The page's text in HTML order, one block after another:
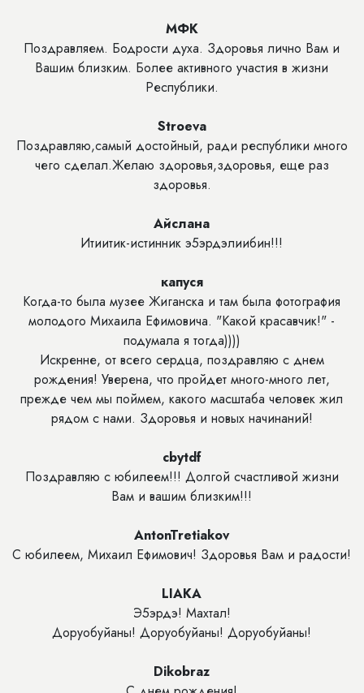
МФК
Поздравляем. Бодрости духа. Здоровья лично Вам и
Вашим близким. Более активного участия в жизни
Республики.
Stroeva
Поздравляю,самый достойный, ради республики много
чего сделал.Желаю здоровья,здоровья, еще раз
здоровья.
Айслана
Итиитик-истинник э5эрдэлиибин!!!
капуся
Когда-то была музее Жиганска и там была фотография
молодого Михаила Ефимовича. "Какой красавчик!" -
подумала я тогда))))
Искренне, от всего сердца, поздравляю с днем
рождения! Уверена, что пройдет много-много лет,
прежде чем мы поймем, какого масштаба человек жил
рядом с нами. Здоровья и новых начинаний!
cbytdf
Поздравляю с юбилеем!!! Долгой счастливой жизни
Вам и вашим близким!!!
AntonTretiakov
С юбилеем, Михаил Ефимович! Здоровья Вам и радости!
LIAKA
Э5эрдэ! Махтал!
Доруобуйаны! Доруобуйаны! Доруобуйаны!
Dikobraz